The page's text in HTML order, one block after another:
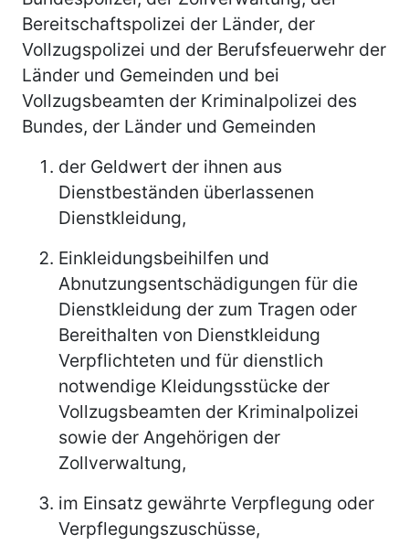
Bereitschaftspolizei der Länder, der
Vollzugspolizei und der Berufsfeuerwehr der
Länder und Gemeinden und bei
Vollzugsbeamten der Kriminalpolizei des
Bundes, der Länder und Gemeinden
der Geldwert der ihnen aus
Dienstbeständen überlassenen
Dienstkleidung,
Einkleidungsbeihilfen und
Abnutzungsentschädigungen für die
Dienstkleidung der zum Tragen oder
Bereithalten von Dienstkleidung
Verpflichteten und für dienstlich
notwendige Kleidungsstücke der
Vollzugsbeamten der Kriminalpolizei
sowie der Angehörigen der
Zollverwaltung,
im Einsatz gewährte Verpflegung oder
Verpflegungszuschüsse,